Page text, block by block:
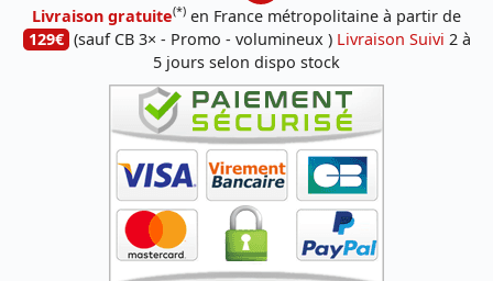
Livraison gratuite(*) en France métropolitaine à partir de
129€ (sauf CB 3× - Promo - volumineux ) Livraison Suivi 2 à
5 jours selon dispo stock